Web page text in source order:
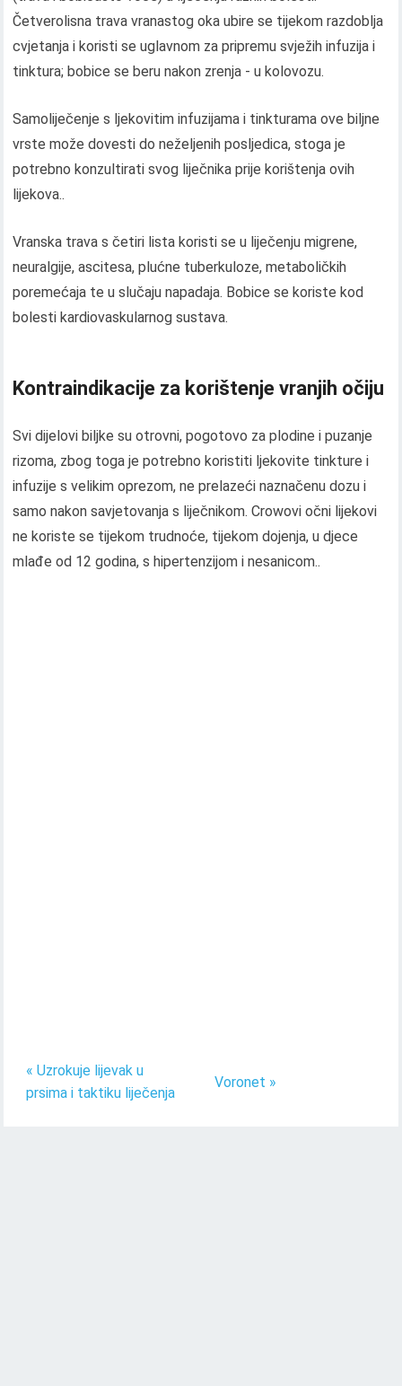
Četverolisna trava vranastog oka ubire se tijekom razdoblja
cvjetanja i koristi se uglavnom za pripremu svježih infuzija i
tinktura; bobice se beru nakon zrenja - u kolovozu.
Samoliječenje s ljekovitim infuzijama i tinkturama ove biljne
vrste može dovesti do neželjenih posljedica, stoga je
potrebno konzultirati svog liječnika prije korištenja ovih
lijekova..
Vranska trava s četiri lista koristi se u liječenju migrene,
neuralgije, ascitesa, plućne tuberkuloze, metaboličkih
poremećaja te u slučaju napadaja. Bobice se koriste kod
bolesti kardiovaskularnog sustava.
Kontraindikacije za korištenje vranjih očiju
Svi dijelovi biljke su otrovni, pogotovo za plodine i puzanje
rizoma, zbog toga je potrebno koristiti ljekovite tinkture i
infuzije s velikim oprezom, ne prelazeći naznačenu dozu i
samo nakon savjetovanja s liječnikom. Crowovi očni lijekovi
ne koriste se tijekom trudnoće, tijekom dojenja, u djece
mlađe od 12 godina, s hipertenzijom i nesanicom..
« Uzrokuje lijevak u
prsima i taktiku liječenja
Voronet »